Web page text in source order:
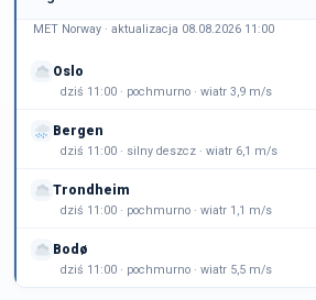
MET Norway · aktualizacja 08.08.2026 11:00
Oslo
dziś 11:00 · pochmurno · wiatr 3,9 m/s
Bergen
dziś 11:00 · silny deszcz · wiatr 6,1 m/s
Trondheim
dziś 11:00 · pochmurno · wiatr 1,1 m/s
Bodø
dziś 11:00 · pochmurno · wiatr 5,5 m/s